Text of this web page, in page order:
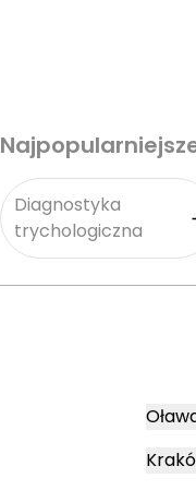
Diagnostyka
trychologiczna